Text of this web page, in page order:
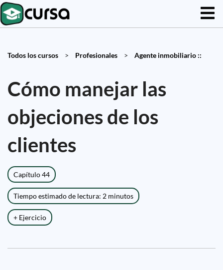
Todos los cursos > Profesionales > Agente inmobiliario ::
Cómo manejar las
objeciones de los
clientes
Capítulo 44
Tiempo estimado de lectura: 2 minutos
+ Ejercicio